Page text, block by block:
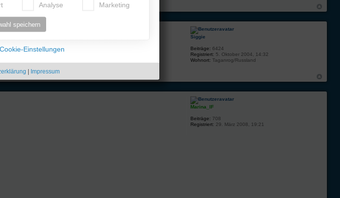
Siggie
Beiträge: 6424
Registriert: 5. Oktober 2004, 14:32
Wohnort: Taganrog/Russland
Marina_IF
Beiträge: 708
Registriert: 29. März 2008, 19:21
Analyse Marketing
speichern
Einstellungen
| Impressum